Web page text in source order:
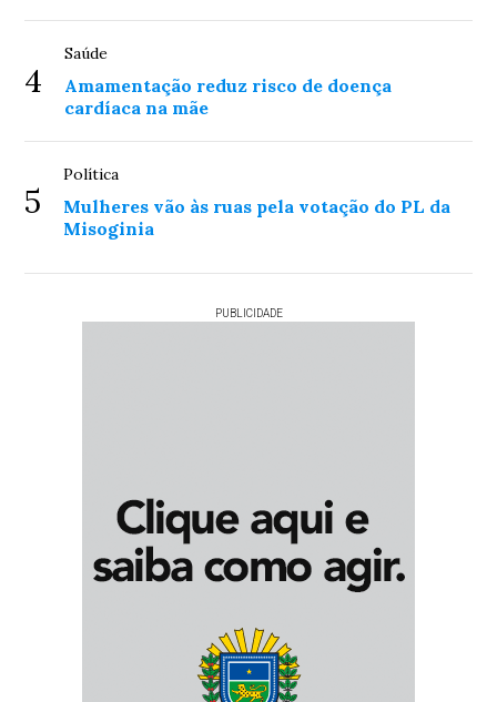
4
Saúde
Amamentação reduz risco de doença
cardíaca na mãe
5
Política
Mulheres vão às ruas pela votação do PL da
Misoginia
PUBLICIDADE